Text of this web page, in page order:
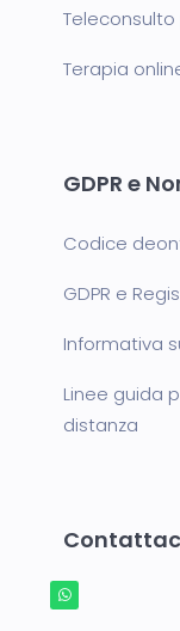
Terapia
GDPR e
Codice
GDPR e
Informativa
Linee guida
distanza